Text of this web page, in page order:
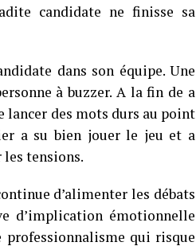
candidate ne finisse sa
dans son équipe. Une
à buzzer. A la fin de a
lancer des mots durs au point
a su bien jouer le jeu et a
tensions.
d’alimenter les débats
d’implication émotionnelle
qui risque